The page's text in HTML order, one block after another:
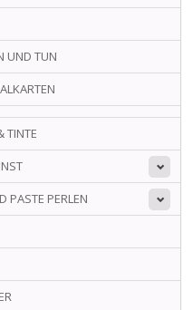
UND TUN
TINTE
PASTE PERLEN